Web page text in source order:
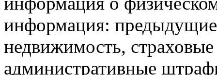
информация:
недвижимость,
административные